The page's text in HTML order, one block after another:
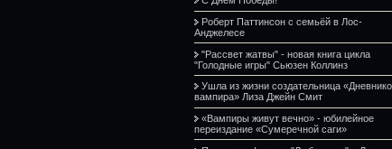
Роберт Паттинсон с семьёй в Лос-
Анджелесе
"Рассвет жатвы" - новая книга цикла
"Голодные игры" Сьюзен Коллинз
Ушла из жизни создательница
вампира» Лиза Джейн Смит
«Вампиры живут вечно» - юбилейное
переиздание «Сумеречной саги»